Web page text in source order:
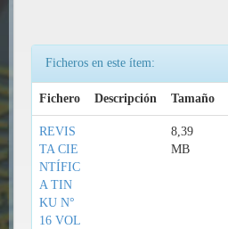
Ficheros en este ítem:
Fichero Descripción Tamaño
REVIS
TA CIE
NTÍFIC
A TIN
KU N°
16 VOL
8,39
MB